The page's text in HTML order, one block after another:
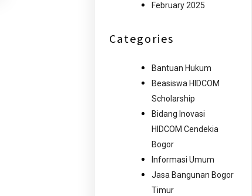
February 2025
Categories
Bantuan Hukum
Beasiswa HIDCOM
Scholarship
Bidang Inovasi
HIDCOM Cendekia
Bogor
Informasi Umum
Jasa Bangunan Bogor
Timur